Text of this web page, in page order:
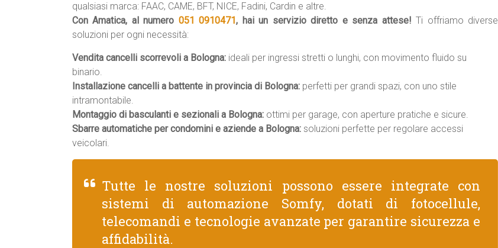
qualsiasi marca: FAAC, CAME, BFT, NICE, Fadini, Cardin e altre.
Con Amatica, al numero 051 0910471, hai un servizio diretto e senza attese! Ti offriamo diverse
soluzioni per ogni necessità:
Vendita cancelli scorrevoli a Bologna: ideali per ingressi stretti o lunghi, con movimento fluido su
binario.
Installazione cancelli a battente in provincia di Bologna: perfetti per grandi spazi, con uno stile
intramontabile.
Montaggio di basculanti e sezionali a Bologna: ottimi per garage, con aperture pratiche e sicure.
Sbarre automatiche per condomini e aziende a Bologna: soluzioni perfette per regolare accessi
veicolari.
Tutte le nostre soluzioni possono essere integrate con
sistemi di automazione Somfy, dotati di fotocellule,
telecomandi e tecnologie avanzate per garantire sicurezza e
affidabilità.